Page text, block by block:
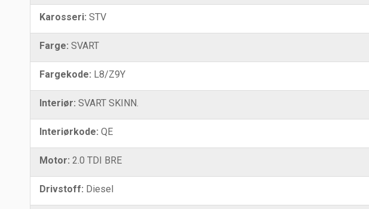
Karosseri: STV
Farge: SVART
Fargekode: L8/Z9Y
Interiør: SVART SKINN.
Interiørkode: QE
Motor: 2.0 TDI BRE
Drivstoff: Diesel